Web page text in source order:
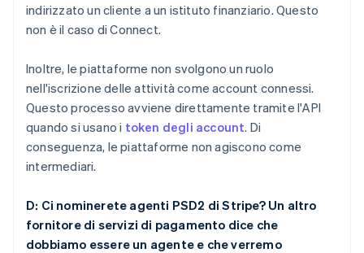
indirizzato un cliente a un istituto finanziario. Questo
non è il caso di Connect.
Inoltre, le piattaforme non svolgono un ruolo
nell'iscrizione delle attività come account connessi.
Questo processo avviene direttamente tramite l'API
quando si usano i token degli account. Di
conseguenza, le piattaforme non agiscono come
intermediari.
D: Ci nominerete agenti PSD2 di Stripe? Un altro
fornitore di servizi di pagamento dice che
dobbiamo essere un agente e che verremo